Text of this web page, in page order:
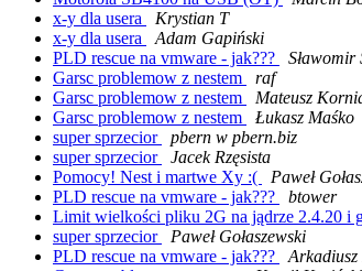
x-y dla usera
Krystian T
x-y dla usera
Adam Gapiński
PLD rescue na vmware - jak???
Sławomir
Garsc problemow z nestem
raf
Garsc problemow z nestem
Mateusz
Garsc problemow z nestem
Łukasz Maśko
super sprzecior
pbern w pbern.biz
super sprzecior
Jacek Rzęsista
Pomocy! Nest i martwe Xy :(
Paweł
PLD rescue na vmware - jak???
btower
Limit wielkości pliku 2G na jądrze 2.4.20 i
super sprzecior
Paweł Gołaszewski
PLD rescue na vmware - jak???
Arkadiusz